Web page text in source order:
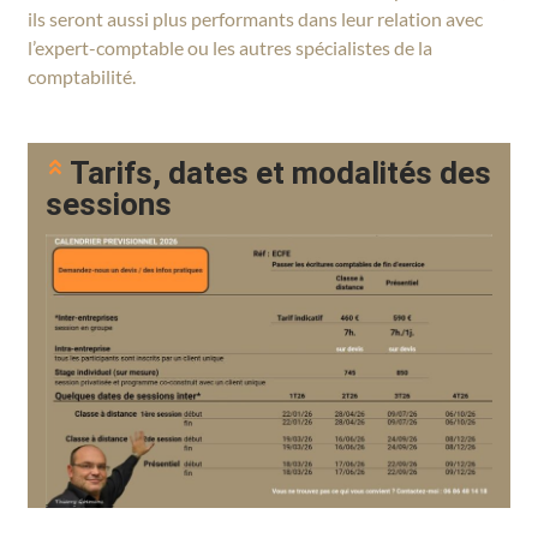
ils seront aussi plus performants dans leur relation avec
l’expert-comptable ou les autres spécialistes de la
comptabilité.
Tarifs, dates et modalités des
sessions